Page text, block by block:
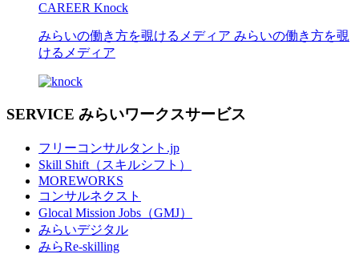
CAREER Knock
みらいの働き方を覗けるメディア みらいの働き方を覗
けるメディア
SERVICE みらいワークスサービス
フリーコンサルタント.jp
Skill Shift（スキルシフト）
MOREWORKS
コンサルネクスト
Glocal Mission Jobs（GMJ）
みらいデジタル
みらRe-skilling